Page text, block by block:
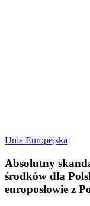
Unia Europejska
Absolutny
środków dla
europosłowie z